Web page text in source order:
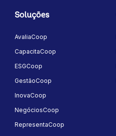
Soluções
AvaliaCoop
CapacitaCoop
ESGCoop
GestãoCoop
InovaCoop
NegóciosCoop
RepresentaCoop